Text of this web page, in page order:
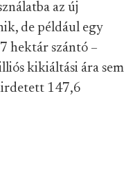
az új
de például egy
hektár szántó –
kikiáltási ára sem
147,6